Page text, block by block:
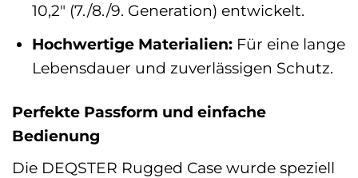
10,2″ (7./8./9. Generation) entwickelt.
Hochwertige Materialien: Für eine lange
Lebensdauer und zuverlässigen Schutz.
Perfekte Passform und einfache
Bedienung
Die DEQSTER Rugged Case wurde speziell